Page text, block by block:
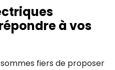
à vos
fiers de proposer